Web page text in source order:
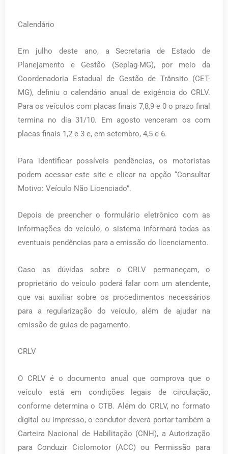
Calendário
Em julho deste ano, a Secretaria de Estado de
Planejamento e Gestão (Seplag-MG), por meio da
Coordenadoria Estadual de Gestão de Trânsito (CET-
MG), definiu o calendário anual de exigência do CRLV.
Para os veículos com placas finais 7,8,9 e 0 o prazo final
termina no dia 31/10. Em agosto venceram os com
placas finais 1,2 e 3 e, em setembro, 4,5 e 6.
Para identificar possíveis pendências, os motoristas
podem acessar este site e clicar na opção “Consultar
Motivo: Veículo Não Licenciado”.
Depois de preencher o formulário eletrônico com as
informações do veículo, o sistema informará todas as
eventuais pendências para a emissão do licenciamento.
Caso as dúvidas sobre o CRLV permaneçam, o
proprietário do veículo poderá falar com um atendente,
que vai auxiliar sobre os procedimentos necessários
para a regularização do veículo, além de ajudar na
emissão de guias de pagamento.
CRLV
O CRLV é o documento anual que comprova que o
veículo está em condições legais de circulação,
conforme determina o CTB. Além do CRLV, no formato
digital ou impresso, o condutor deverá portar também a
Carteira Nacional de Habilitação (CNH), a Autorização
para Conduzir Ciclomotor (ACC) ou Permissão para